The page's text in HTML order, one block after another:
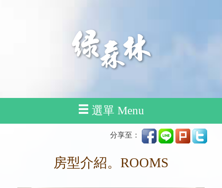
選單 Menu
分享至：
房型介紹。ROOMS